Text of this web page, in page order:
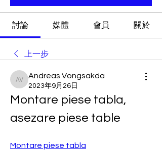
討論 媒體 會員 關於
上一步
Andreas Vongsakda
Andreas Vongsakda
2023年9月26日
Montare piese tabla,
asezare piese table
Montare piese tabla